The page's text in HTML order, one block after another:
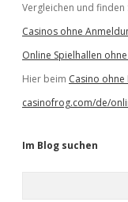
Vergleichen und finden
Casinos ohne
Online Spielhallen
Hier beim Casino ohne
casinofrog.com/de/
Im Blog suchen